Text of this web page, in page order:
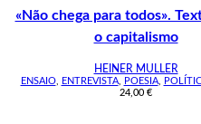
«Não chega para todos».
o capitalismo
HEINER MULLER
ENSAIO, ENTREVISTA, POESIA,
24,00 €